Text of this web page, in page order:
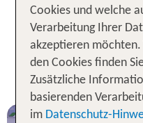
Dein
RUNDUM-
Cookies und welche
Verarbeitung Ihrer
akzeptieren
den Cookies finden
Zusätzliche
basierenden
im Datenschutz-